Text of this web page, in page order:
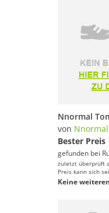
von Nnormal
Bester Preis
gefunden bei
zuletzt überprüft
Preis kann sich
Keine